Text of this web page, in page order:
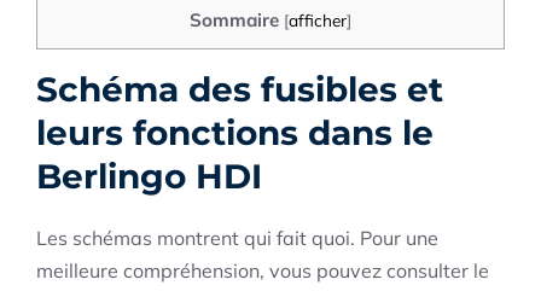
Sommaire [afficher]
Schéma des fusibles et
leurs fonctions dans le
Berlingo HDI
Les schémas montrent qui fait quoi. Pour une
meilleure compréhension, vous pouvez consulter le